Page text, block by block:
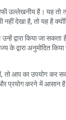
उल्लेखनीय है। यह
देखा है, तो यह है
द्वारा किया जा
के द्वारा अनुमोदित
तो आप का उपयोग कर
प्रयोग करने में